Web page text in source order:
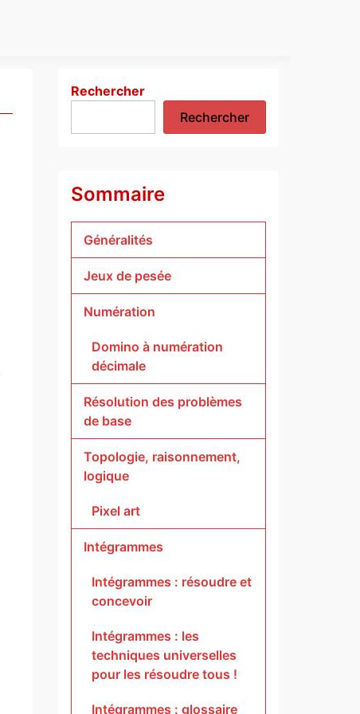
Rechercher
Rechercher
Sommaire
Généralités
Jeux de pesée
Numération
Domino à numération
décimale
Résolution des problèmes
de base
Topologie, raisonnement,
logique
Pixel art
Intégrammes
Intégrammes : résoudre et
concevoir
Intégrammes : les
techniques universelles
pour les résoudre tous !
Intégrammes : glossaire